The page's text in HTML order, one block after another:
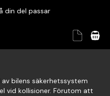
din del passar
din del passar
bilens säkerhetssystem
vid kollisioner. Förutom att